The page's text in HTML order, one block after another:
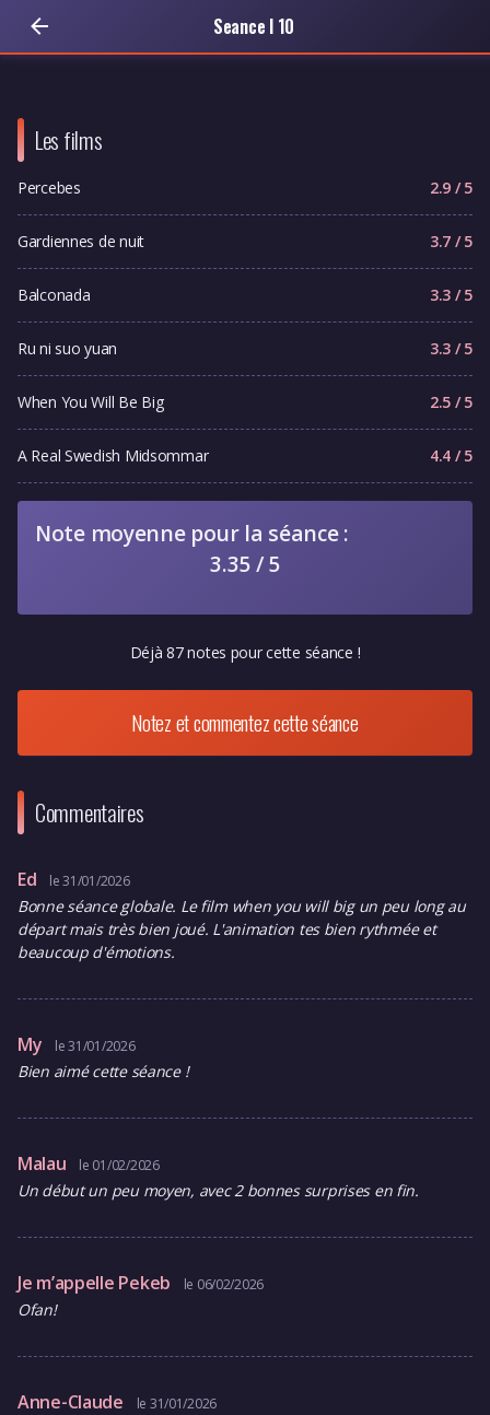
Seance I 10
Les films
Percebes 2.9 / 5
Gardiennes de nuit 3.7 / 5
Balconada 3.3 / 5
Ru ni suo yuan 3.3 / 5
When You Will Be Big 2.5 / 5
A Real Swedish Midsommar 4.4 / 5
Note moyenne pour la séance :
3.35 / 5
Déjà 87 notes pour cette séance !
Notez et commentez cette séance
Commentaires
Ed le 31/01/2026
Bonne séance globale. Le film when you will big un peu long au
départ mais très bien joué. L'animation tes bien rythmée et
beaucoup d'émotions.
My le 31/01/2026
Bien aimé cette séance !
Malau le 01/02/2026
Un début un peu moyen, avec 2 bonnes surprises en fin.
Je m’appelle Pekeb le 06/02/2026
Ofan!
Anne-Claude le 31/01/2026